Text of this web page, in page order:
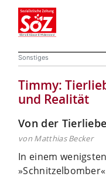
Sonstiges
Timmy:
und Realität
Von der
von Matthias Becker
In einem